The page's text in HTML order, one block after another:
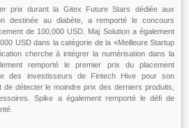
prix durant la Gitex Future Stars dédiée aux
destinée au diabète, a remporté le concours
de 100,000 USD. Maj Solution a également
USD dans la catégorie de la «Meilleure Startup
cherche à intégrer la numérisation dans la
remporté le premier prix du placement
des investisseurs de Fintech Hive pour son
de détecter le moindre prix des derniers produits,
Spike a également remporté le défi de